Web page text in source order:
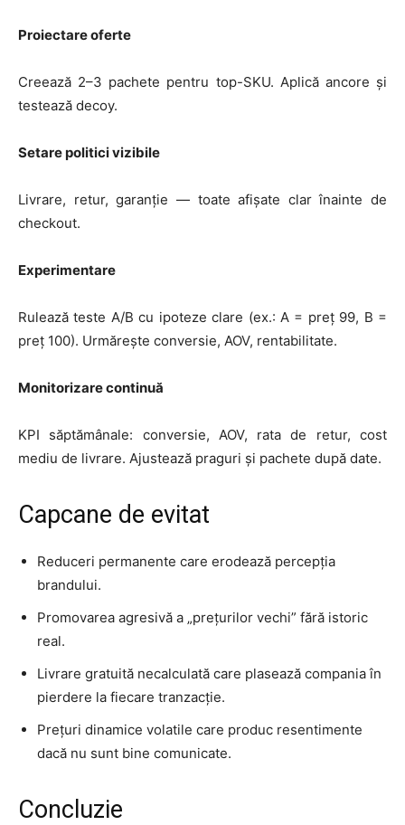
Proiectare oferte
Creează 2–3 pachete pentru top-SKU. Aplică ancore și
testează decoy.
Setare politici vizibile
Livrare, retur, garanție — toate afișate clar înainte de
checkout.
Experimentare
Rulează teste A/B cu ipoteze clare (ex.: A = preț 99, B =
preț 100). Urmărește conversie, AOV, rentabilitate.
Monitorizare continuă
KPI săptămânale: conversie, AOV, rata de retur, cost
mediu de livrare. Ajustează praguri și pachete după date.
Capcane de evitat
Reduceri permanente care erodează percepția
brandului.
Promovarea agresivă a „prețurilor vechi” fără istoric
real.
Livrare gratuită necalculată care plasează compania în
pierdere la fiecare tranzacție.
Prețuri dinamice volatile care produc resentimente
dacă nu sunt bine comunicate.
Concluzie